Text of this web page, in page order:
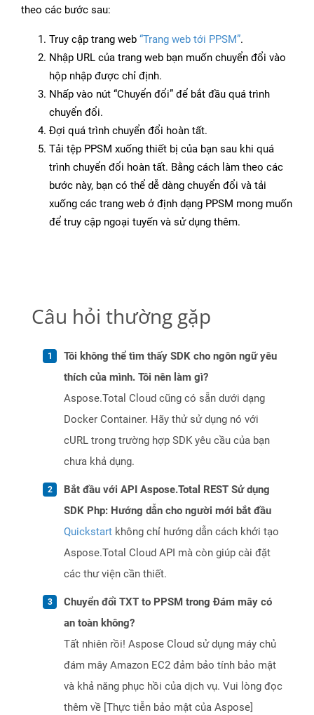
theo các bước sau:
Truy cập trang web “Trang web tới PPSM”.
Nhập URL của trang web bạn muốn chuyển đổi vào
hộp nhập được chỉ định.
Nhấp vào nút “Chuyển đổi” để bắt đầu quá trình
chuyển đổi.
Đợi quá trình chuyển đổi hoàn tất.
Tải tệp PPSM xuống thiết bị của bạn sau khi quá
trình chuyển đổi hoàn tất. Bằng cách làm theo các
bước này, bạn có thể dễ dàng chuyển đổi và tải
xuống các trang web ở định dạng PPSM mong muốn
để truy cập ngoại tuyến và sử dụng thêm.
Câu hỏi thường gặp
Tôi không thể tìm thấy SDK cho ngôn ngữ yêu
thích của mình. Tôi nên làm gì?
Aspose.Total Cloud cũng có sẵn dưới dạng
Docker Container. Hãy thử sử dụng nó với
cURL trong trường hợp SDK yêu cầu của bạn
chưa khả dụng.
Bắt đầu với API Aspose.Total REST Sử dụng
SDK Php: Hướng dẫn cho người mới bắt đầu
Quickstart không chỉ hướng dẫn cách khởi tạo
Aspose.Total Cloud API mà còn giúp cài đặt
các thư viện cần thiết.
Chuyển đổi TXT to PPSM trong Đám mây có
an toàn không?
Tất nhiên rồi! Aspose Cloud sử dụng máy chủ
đám mây Amazon EC2 đảm bảo tính bảo mật
và khả năng phục hồi của dịch vụ. Vui lòng đọc
thêm về [Thực tiễn bảo mật của Aspose]